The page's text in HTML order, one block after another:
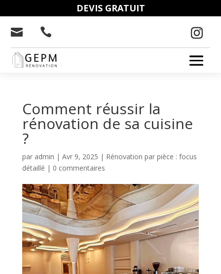
DEVIS GRATUIT
 
Comment réussir la
rénovation de sa cuisine
?
par admin | Avr 9, 2025 | Rénovation par pièce : focus
détaillé | 0 commentaires